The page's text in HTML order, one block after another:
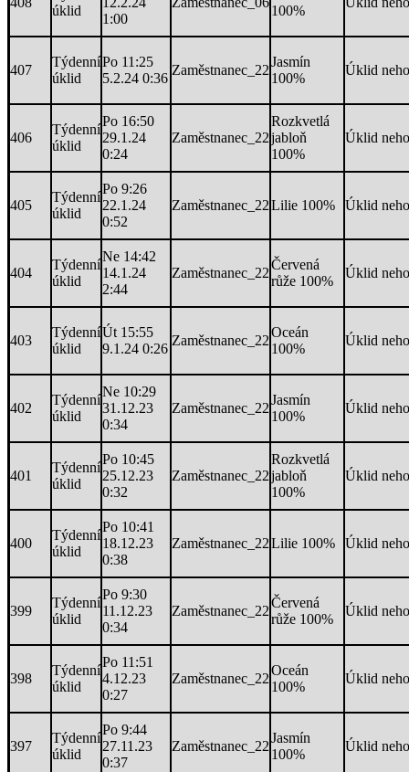
úklid
1:00
100%
407
Týdenní
úklid
Po 11:25
5.2.24 0:36
Zaměstnanec_22
Jasmín
100%
Úklid
406
Týdenní
úklid
Po 16:50
29.1.24
0:24
Zaměstnanec_22
Rozkvetlá
jabloň
100%
Úklid
405
Týdenní
úklid
Po 9:26
22.1.24
0:52
Zaměstnanec_22Lilie 100% Úklid
404
Týdenní
úklid
Ne 14:42
14.1.24
2:44
Zaměstnanec_22
Červená
růže 100%
Úklid
403
Týdenní
úklid
Út 15:55
9.1.24 0:26
Zaměstnanec_22
Oceán
100%
Úklid
402
Týdenní
úklid
Ne 10:29
31.12.23
0:34
Zaměstnanec_22
Jasmín
100%
Úklid
401
Týdenní
úklid
Po 10:45
25.12.23
0:32
Zaměstnanec_22
Rozkvetlá
jabloň
100%
Úklid
400
Týdenní
úklid
Po 10:41
18.12.23
0:38
Zaměstnanec_22Lilie 100% Úklid
399
Týdenní
úklid
Po 9:30
11.12.23
0:34
Zaměstnanec_22
Červená
růže 100%
Úklid
398
Týdenní
úklid
Po 11:51
4.12.23
0:27
Zaměstnanec_22
Oceán
100%
Úklid
397
Týdenní
úklid
Po 9:44
27.11.23
0:37
Zaměstnanec_22
Jasmín
100%
Úklid